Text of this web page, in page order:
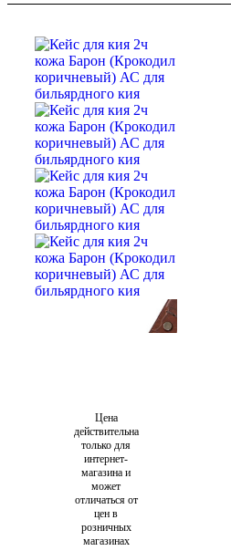
Цена
действительна
только для
интернет-
магазина и
может
отличаться от
цен в
розничных
магазинах